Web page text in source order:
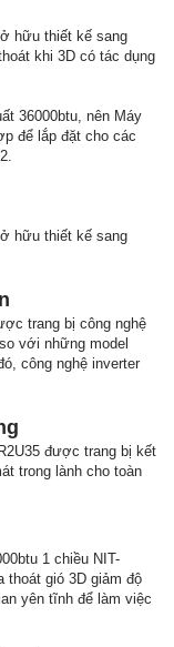
hữu thiết kế sang
khi 3D có tác dụng
36000btu, nên Máy
để lắp đặt cho các
hữu thiết kế sang
trang bị công nghệ
với những model
công nghệ inverter
được trang bị kết
trong lành cho toàn
1 chiều NIT-
thoát gió 3D giảm độ
yên tĩnh để làm việc